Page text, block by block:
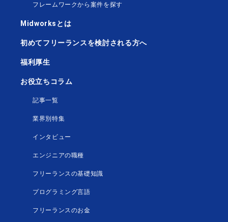
フレームワークから案件を探す
Midworksとは
初めてフリーランスを検討される方へ
福利厚生
お役立ちコラム
記事一覧
業界別特集
インタビュー
エンジニアの職種
フリーランスの基礎知識
プログラミング言語
フリーランスのお金